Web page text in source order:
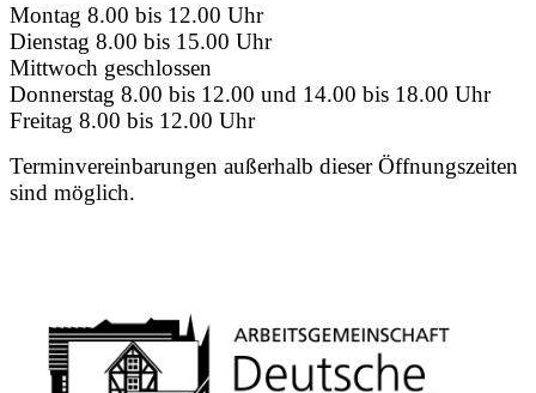
Montag 8.00 bis 12.00 Uhr
Dienstag 8.00 bis 15.00 Uhr
Mittwoch geschlossen
Donnerstag 8.00 bis 12.00 und 14.00 bis 18.00 Uhr
Freitag 8.00 bis 12.00 Uhr
Terminvereinbarungen außerhalb dieser Öffnungszeiten
sind möglich.